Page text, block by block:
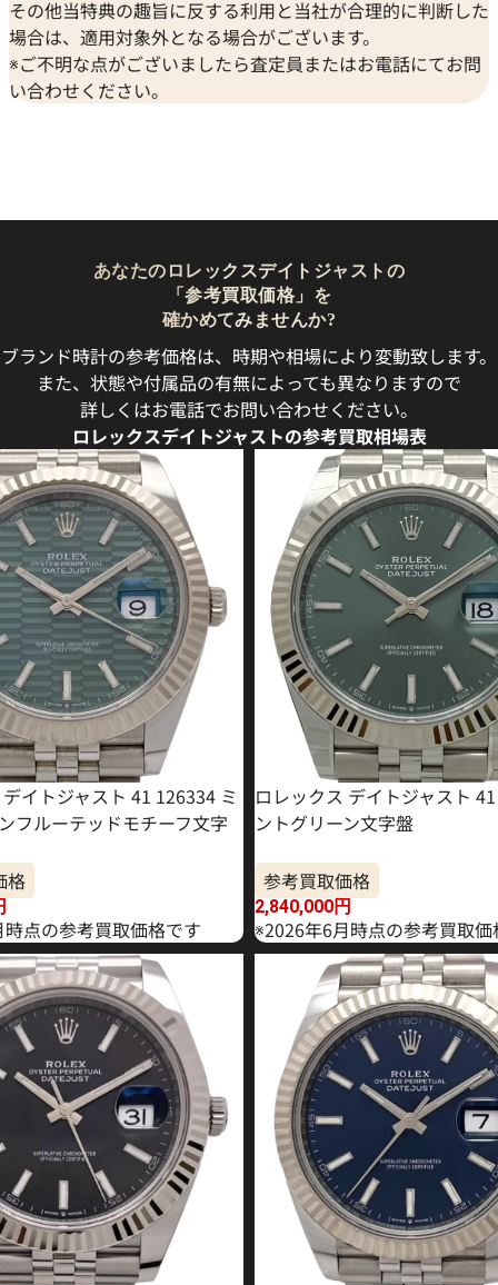
その他当特典の趣旨に反する利用と当社が合理的に判断した
場合は、適用対象外となる場合がございます。
※ご不明な点がございましたら査定員またはお電話にてお問
い合わせください。
あなたのロレックスデイトジャストの
「参考買取価格」を
確かめてみませんか?
ブランド時計の参考価格は、時期や相場により変動致します。
また、状態や付属品の有無によっても異なりますので
詳しくはお電話でお問い合わせください。
ロレックスデイトジャストの参考買取相場表
イトジャスト 41 126334 ミ
フルーテッドモチーフ文字
格
点の参考買取価格です
ロレックス デイトジャスト
ントグリーン文字盤
参考買取価格
2,840,000円
※2026年6月時点の参考買取価